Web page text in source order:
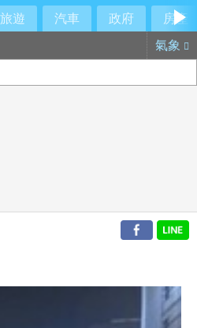
旅遊 汽車 政府
房產
氣象